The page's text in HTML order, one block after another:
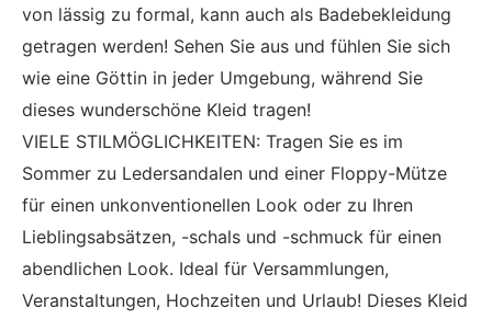
von lässig zu formal, kann auch als Badebekleidung
getragen werden! Sehen Sie aus und fühlen Sie sich
wie eine Göttin in jeder Umgebung, während Sie
dieses wunderschöne Kleid tragen!
VIELE STILMÖGLICHKEITEN: Tragen Sie es im
Sommer zu Ledersandalen und einer Floppy-Mütze
für einen unkonventionellen Look oder zu Ihren
Lieblingsabsätzen, -schals und -schmuck für einen
abendlichen Look. Ideal für Versammlungen,
Veranstaltungen, Hochzeiten und Urlaub! Dieses Kleid